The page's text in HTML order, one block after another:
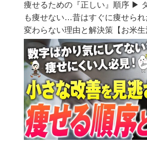
痩せるための『正しい』順序 ▶︎
も痩せない…昔はすぐに痩せら
変わらない理由と解決策【お米生